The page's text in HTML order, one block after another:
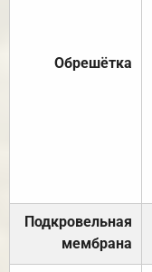
Обрешётка
Подкровельная
мембрана